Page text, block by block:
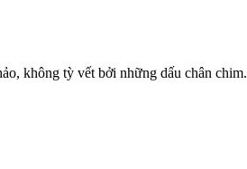
không tỳ vết bởi những dấu chân chim.